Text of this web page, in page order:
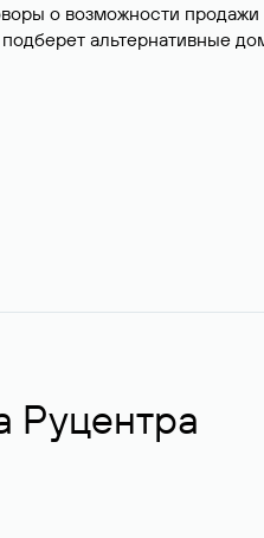
о возможности
альтернативные
Руцентра